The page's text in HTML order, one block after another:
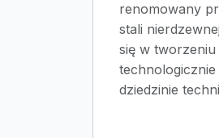
renomowany
stali
się w
dziedzinie